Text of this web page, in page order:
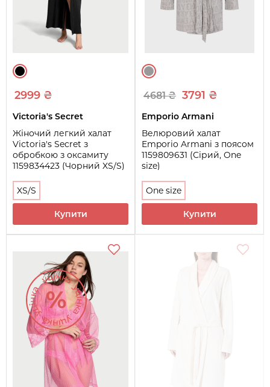
2999 ₴
Victoria's Secret
Жіночий легкий халат
Victoria's Secret з
обробкою з оксамиту
1159834423 (Чорний XS/S)
XS/S
Купити
4681 ₴ 3791 ₴
Emporio Armani
Велюровий халат
Emporio Armani з поясом
1159809631 (Сірий, One
size)
One size
Купити